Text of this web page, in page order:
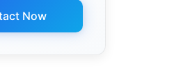
Now